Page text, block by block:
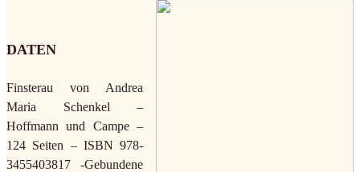
DATEN
Finsterau von Andrea
Maria Schenkel –
Hoffmann und Campe –
124 Seiten – ISBN 978-
3455403817 -Gebundene